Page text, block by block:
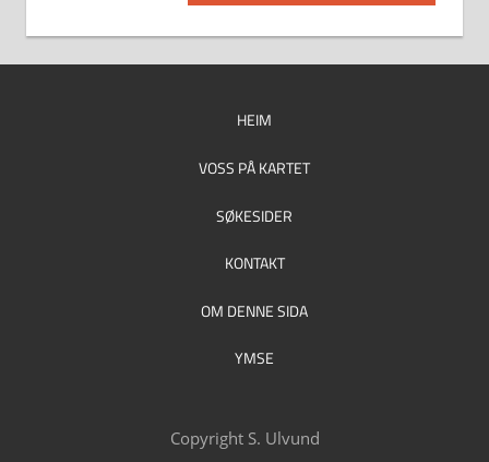
Post:
HEIM
VOSS PÅ KARTET
SØKESIDER
KONTAKT
OM DENNE SIDA
YMSE
Copyright S. Ulvund